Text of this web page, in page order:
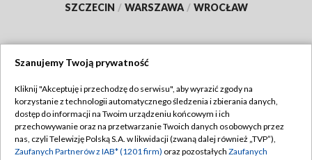
SZCZECIN / WARSZAWA / WROCŁAW
TVP
Abonament TVP
Emisja w TVP
Regulamin TVP
Polityka prywatności
Szanujemy Twoją prywatność
Kliknij "Akceptuję i przechodzę do serwisu", aby wyrazić zgody na
korzystanie z technologii automatycznego śledzenia i zbierania danych,
dostęp do informacji na Twoim urządzeniu końcowym i ich
przechowywanie oraz na przetwarzanie Twoich danych osobowych przez
nas, czyli Telewizję Polską S.A. w likwidacji (zwaną dalej również „TVP”),
Zaufanych Partnerów z IAB* (1201 firm) oraz pozostałych Zaufanych